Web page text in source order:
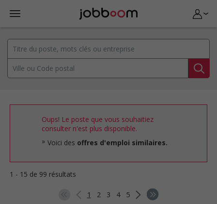
Oups! Le poste que vous souhaitiez
consulter n'est plus disponible.
Voici des offres d'emploi similaires.
1 - 15 de 99 résultats
1 2 3 4 5